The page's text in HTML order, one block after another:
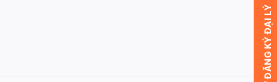
ĐĂNG KÝ ĐẠI LÝ